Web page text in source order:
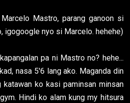
Mastro, parang ganoon si
igogoogle nyo si Marcelo. hehehe)
pa ni Mastro no? hehe...
nasa 5'6 lang ako. Maganda din
katawan ko kasi paminsan minsan
Hindi ko alam kung my hitsura